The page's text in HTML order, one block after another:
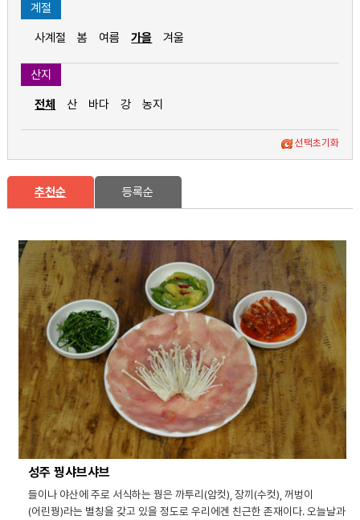
계절
사계절 봄 여름 가을 겨울
산지
전체 산 바다 강 농지
선택초기화
추천순 등록순
성주 꿩샤브샤브
들이나 야산에 주로 서식하는 꿩은 까투리(암컷), 장끼(수컷), 꺼벙이
(어린꿩)라는 별칭을 갖고 있을 정도로 우리에겐 친근한 존재이다. 오늘날과